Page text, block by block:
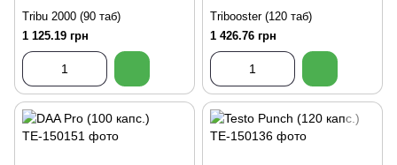
Tribu 2000 (90 таб)
1 125.19 грн
Tribooster (120 таб)
1 426.76 грн